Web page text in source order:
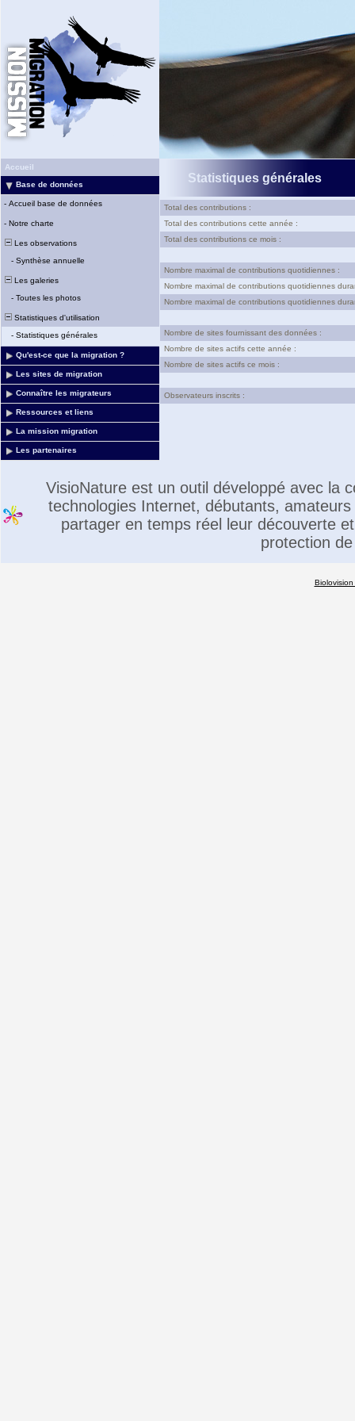
Accueil
Base de données
- Accueil base de données
- Notre charte
Les observations
- Synthèse annuelle
Les galeries
- Toutes les photos
Statistiques d'utilisation
- Statistiques générales
Qu'est-ce que la migration ?
Les sites de migration
Connaître les migrateurs
Ressources et liens
La mission migration
Les partenaires
Statistiques générales
Total des contributions :
Total des contributions cette année :
Total des contributions ce mois :
Nombre maximal de contributions quotidiennes :
Nombre maximal de contributions quotidiennes
Nombre maximal de contributions quotidiennes
Nombre de sites fournissant des données :
Nombre de sites actifs cette année :
Nombre de sites actifs ce mois :
Observateurs inscrits :
VisioNature est un outil développé avec la
technologies Internet, débutants,
partager en temps réel leur découverte
protection
Biolovision